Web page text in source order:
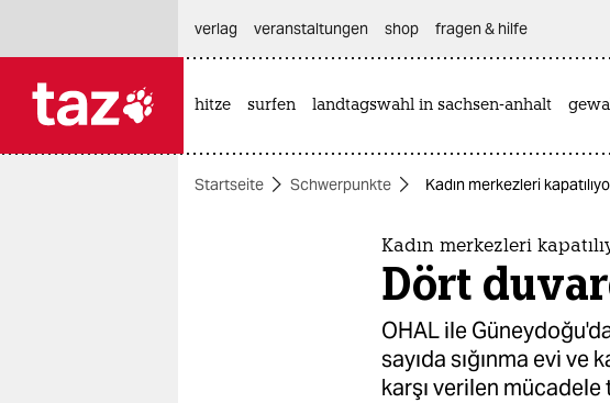
themen
verlag
veranstaltungen shop fragen & hilfe
hitze surfen landtagswahl in sachsen-anhalt
Startseite Schwerpunkte Kadın merkezleri
Kadın merkezleri
Dört
OHAL ile
sayıda sığınma evi ve
karşı verilen mücadele